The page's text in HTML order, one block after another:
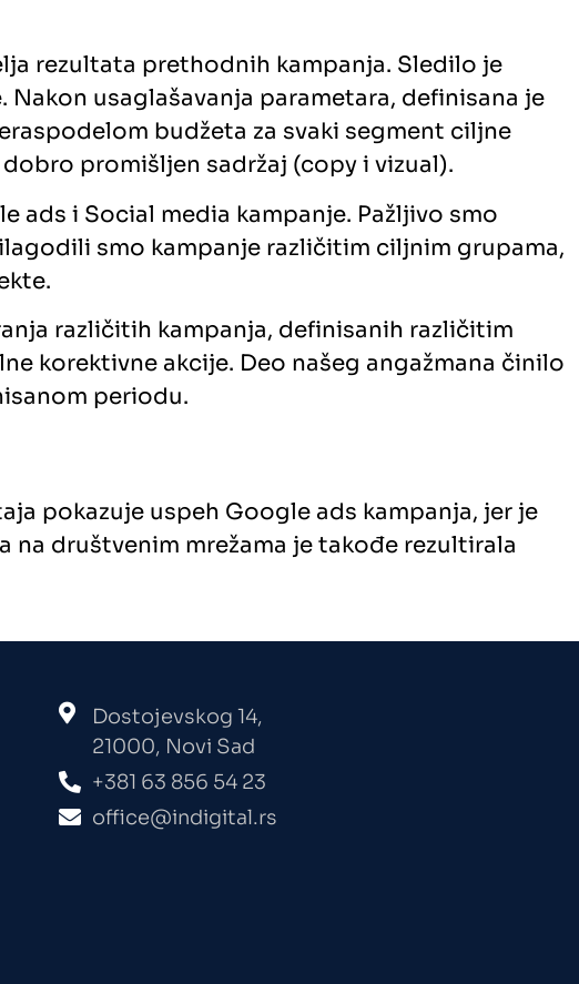
rezultata prethodnih kampanja. Sledilo je
usaglašavanja parametara, definisana je
budžeta za svaki segment ciljne
promišljen sadržaj (copy i vizual).
i Social media kampanje. Pažljivo smo
smo kampanje različitim ciljnim grupama,
različitih kampanja, definisanih različitim
korektivne akcije. Deo našeg angažmana činilo
periodu.
pokazuje uspeh Google ads kampanja, jer je
na društvenim mrežama je takođe rezultirala
Dostojevskog 14,
21000, Novi Sad
+381 63 856 54 23
office@indigital.rs